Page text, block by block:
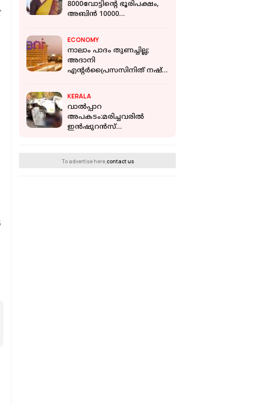
8000വോട്ടിന്റെ ഭൂരിപക്ഷം,
അബിൻ 10000
പ്രതീക്ഷയിൽ മുന്നണികൾ
ECONOMY
നാലാം പാദം തുണച്ചില്ല;
അദാനി
എന്റര്‍പ്രൈസസിനിത് നഷ്ട
KERALA
വാൽപ്പാറ
അപകടം:മരിച്ചവരിൽ
ഇൻഷുറൻസ്
മന്ത്രിസഭാതീരുമാനം
To advertise here, contact us